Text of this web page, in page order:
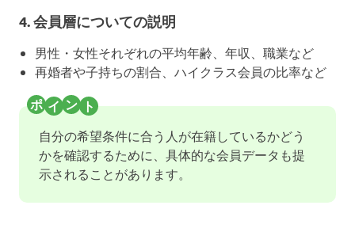
4. 会員層についての説明
男性・女性それぞれの平均年齢、年収、職業など
再婚者や子持ちの割合、ハイクラス会員の比率など
自分の希望条件に合う人が在籍しているかどう
かを確認するために、具体的な会員データも提
示されることがあります。